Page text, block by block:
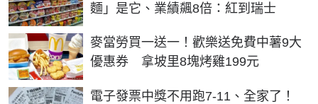
麵」是它、業績飆8倍：紅到瑞士
麥當勞買一送一！歡樂送免費中薯9大
優惠券 拿坡里8塊烤雞199元
電子發票中獎不用跑7-11、全家了！